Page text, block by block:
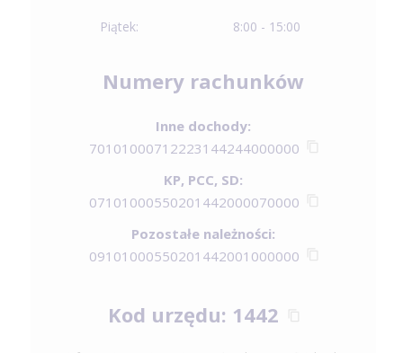
Piątek: 8:00 - 15:00
Numery rachunków
Inne dochody:
70101000712223144244000000
KP, PCC, SD:
07101000550201442000070000
Pozostałe należności:
09101000550201442001000000
Kod urzędu: 1442